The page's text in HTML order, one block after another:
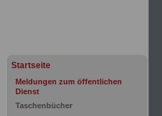
Startseite
Meldungen zum öffentlichen
Dienst
Taschenbücher